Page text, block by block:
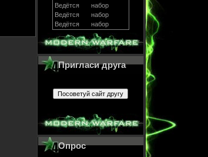
Ведётся
набор
Ведётся
набор
Ведётся
набор
Пригласи друга
Опрос